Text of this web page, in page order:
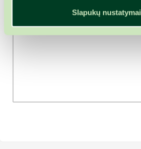
Slapukų nustatymai